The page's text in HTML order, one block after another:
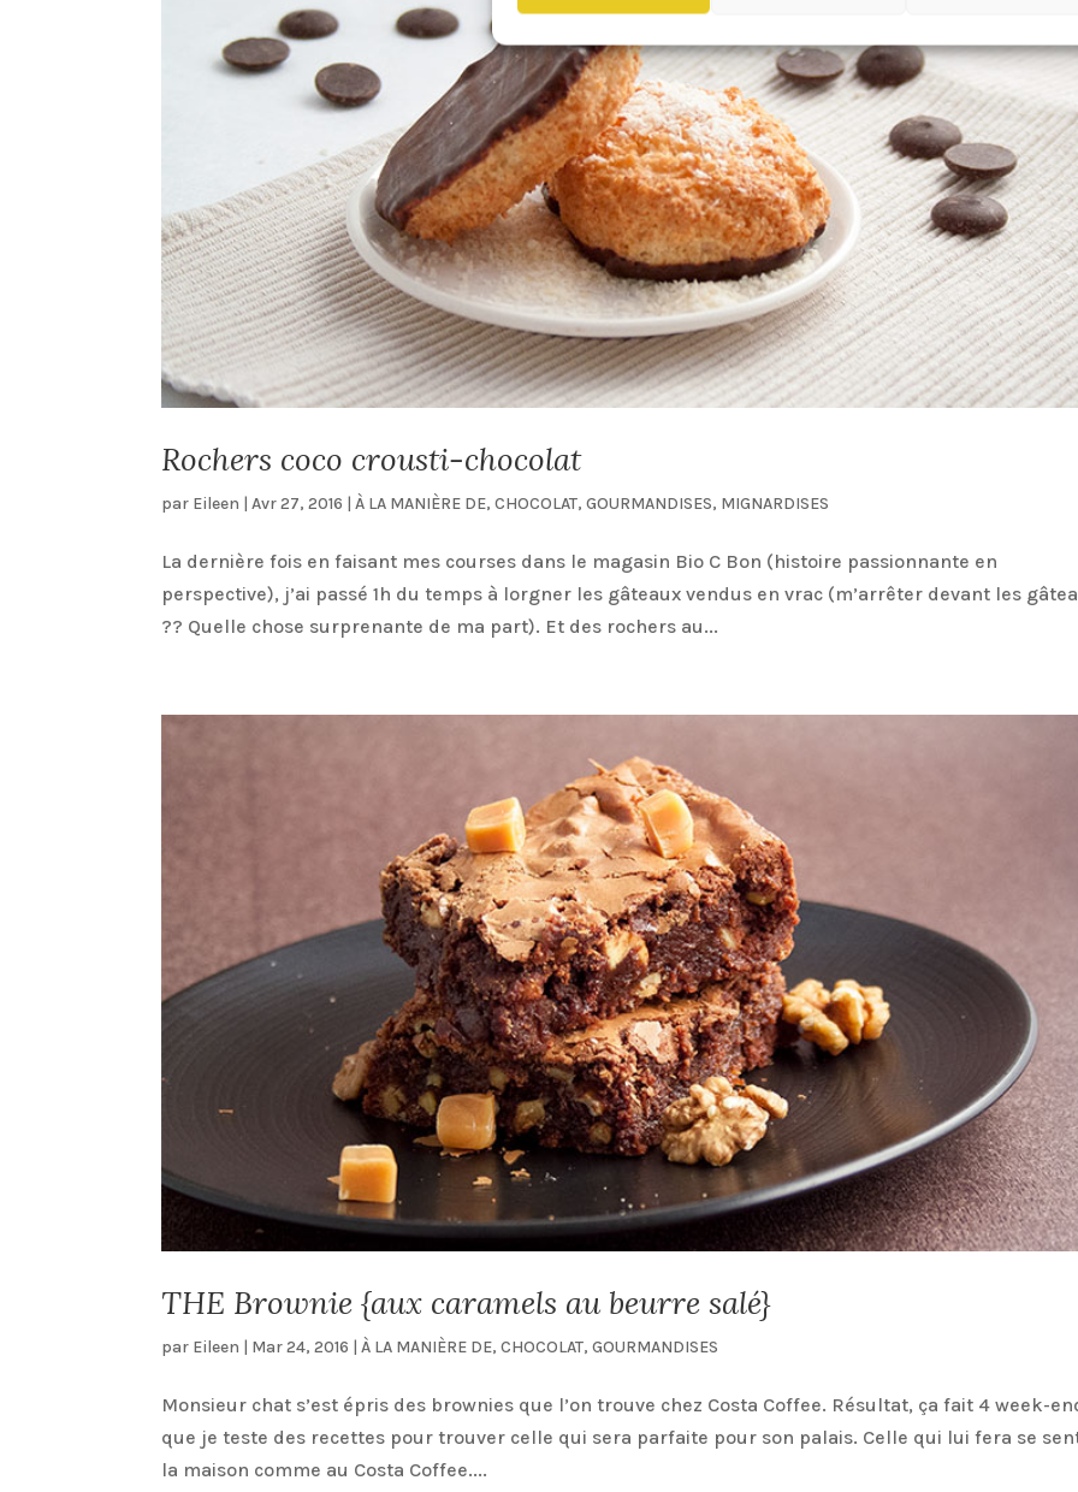
Rochers coco crousti-chocolat
par Eileen |Avr 27, 2016 |À LA MANIÈRE DE,CHOCOLAT,GOURMANDISES, MIGNARDISES
La dernière fois en faisant mes courses dans le magasin Bio C Bon (histoire passionnante en
perspective), j’ai passé 1h du temps à lorgner les gâteaux vendus en vrac (m’arrêter devant les
?? Quelle chose surprenante de ma part). Et des rochers au...
THE Brownie {aux caramels au beurre salé}
par Eileen | Mar 24, 2016 |À LA MANIÈRE DE,CHOCOLAT,GOURMANDISES
Monsieur chat s’est épris des brownies que l’on trouve chez Costa Coffee. Résultat, ça fait 4 week-
que je teste des recettes pour trouver celle qui sera parfaite pour son palais. Celle qui lui fera se
la maison comme au Costa Coffee....